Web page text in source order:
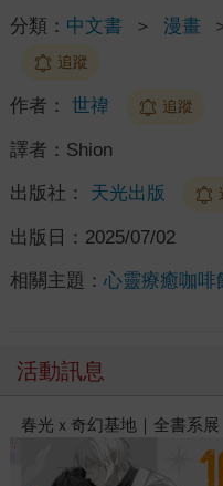
分類： 中文書 ＞ 漫畫
追蹤
作者： 世禕 追蹤
譯者： Shion
出版社： 天光出版
出版日： 2025/07/02
相關主題： 心靈療癒咖啡
活動訊息
閱讀漫遊錄-2026上半年暢銷